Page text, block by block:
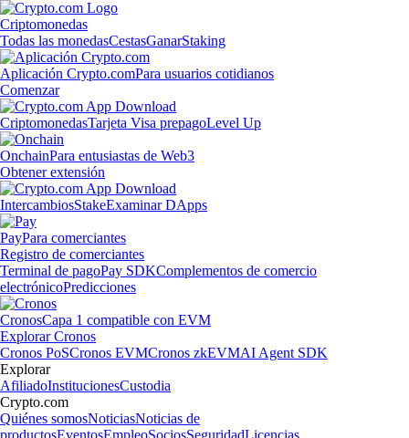
Criptomonedas
Todas las monedasCestasGanarStaking
Aplicación Crypto.comPara usuarios cotidianos
Comenzar
CriptomonedasTarjeta Visa prepagoLevel Up
OnchainPara entusiastas de Web3
Obtener extensión
IntercambiosStakeExaminar DApps
PayPara comerciantes
Registro de comerciantes
Terminal de pagoPay SDKComplementos de comercio
electrónicoPredicciones
CronosCapa 1 compatible con EVM
Explorar Cronos
Cronos PoSCronos EVMCronos zkEVMAI Agent SDK
Explorar
AfiliadoInstitucionesCustodia
Crypto.com
Quiénes somosNoticiasNoticias de
productosEventosEmpleoSociosSeguridadLicencias